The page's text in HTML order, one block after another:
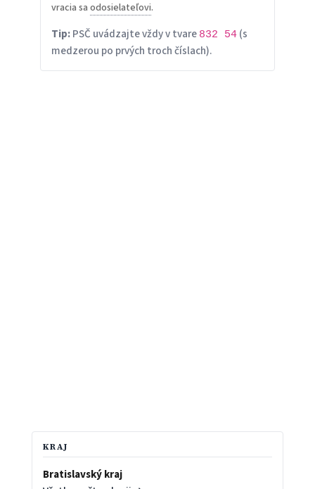
vracia sa odosielateľovi.
Tip:PSČ uvádzajte vždy v tvare 832 54(s
medzerou po prvých troch číslach).
KRAJ
Bratislavský kraj